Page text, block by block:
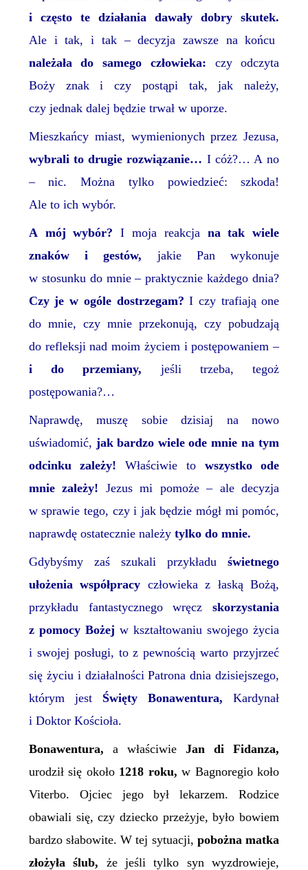
i często te działania dawały dobry skutek.
Ale i tak, i tak – decyzja zawsze na końcu
należała do samego człowieka: czy odczyta
Boży znak i czy postąpi tak, jak należy,
czy jednak dalej będzie trwał w uporze.
Mieszkańcy miast, wymienionych przez Jezusa,
wybrali to drugie rozwiązanie… I cóż?… A no
– nic. Można tylko powiedzieć: szkoda!
Ale to ich wybór.
A mój wybór? I moja reakcja na tak wiele
znaków i gestów, jakie Pan wykonuje
w stosunku do mnie – praktycznie każdego dnia?
Czy je w ogóle dostrzegam?I czy trafiają one
do mnie, czy mnie przekonują, czy pobudzają
do refleksji nad moim życiem i postępowaniem –
i do przemiany, jeśli trzeba, tegoż
postępowania?…
Naprawdę, muszę sobie dzisiaj na nowo
uświadomić, jak bardzo wiele ode mnie na tym
odcinku zależy! Właściwie to wszystko ode
mnie zależy! Jezus mi pomoże – ale decyzja
w sprawie tego, czy i jak będzie mógł mi pomóc,
naprawdę ostatecznie należy tylko do mnie.
Gdybyśmy zaśszukali przykładuświetnego
ułożenia współpracy człowiekaz łaskąBożą,
przykładu fantastycznego wręczskorzystania
z pomocy Bożej w kształtowaniu swojego życia
i swojej posługi, to z pewnością warto przyjrzeć
się życiu i działalności Patrona dnia dzisiejszego,
którym jest Święty Bonawentura,Kardynał
i Doktor Kościoła.
Bonawentura, a właściwieJan di Fidanza,
urodził się około1218 roku, w Bagnoregio koło
Viterbo. Ojciec jego był lekarzem. Rodzice
obawiali się, czy dziecko przeżyje, było bowiem
bardzo słabowite. W tej sytuacji, pobożna matka
złożyła ślub, że jeśli tylko syn wyzdrowieje,